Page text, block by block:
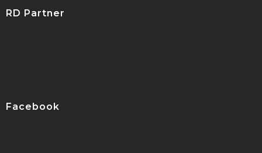
RD Partner
Facebook